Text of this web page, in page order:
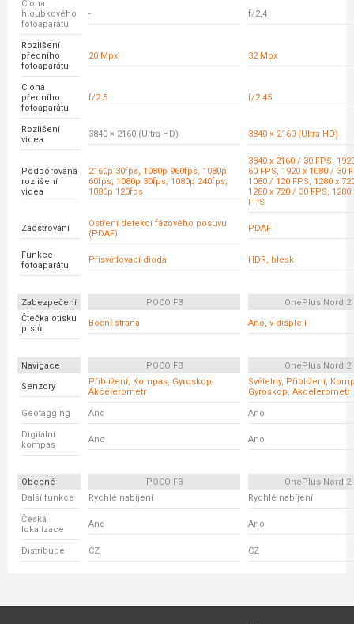
Clona
hloubkového
fotoaparátu
- f/2,4
Rozlišení
předního
fotoaparátu
20 Mpx 32 Mpx
Clona
předního
fotoaparátu
f/2.5 f/2.45
Rozlišení
videa
3840 × 2160 (Ultra HD) 3840 × 2160 (Ultra HD)
Podporovaná
rozlišení
videa
2160p 30fps, 1080p 960fps, 1080p
60fps, 1080p 30fps, 1080p 240fps,
1080p 120fps
3840 x 2160 / 30 FPS,
60 FPS, 1920 x 1080 / 30
1080 / 120 FPS, 1280 x
1280 x 720 / 30 FPS, 1280
FPS
Zaostřování
Ostření detekcí fázového posuvu
(PDAF)
PDAF
Funkce
fotoaparátu
Přisvětlovací dioda HDR, blesk
Zabezpečení POCO F3
OnePlus Nord 2
Čtečka otisku
prstů
Boční strana Ano, v displeji
Navigace POCO F3
OnePlus Nord 2
Senzory
Přiblížení, Kompas, Gyroskop,
Akcelerometr
Světelný, Přiblížení,
Gyroskop, Akcelerometr
Geotagging Ano Ano
Digitální
kompas
Ano Ano
Obecné POCO F3
OnePlus Nord 2
Další funkce
Rychlé nabíjení Rychlé nabíjení
Česká
lokalizace
Ano Ano
Distribuce CZ CZ